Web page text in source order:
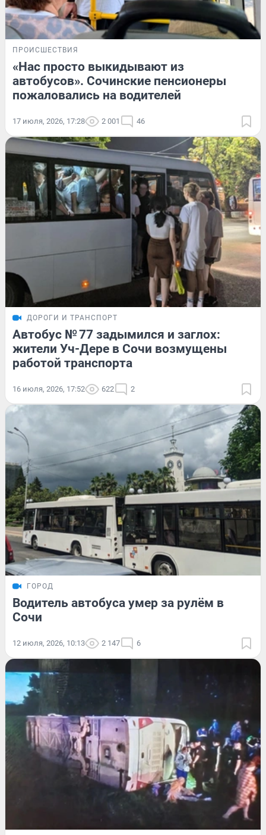
ПРОИСШЕСТВИЯ
«Нас просто выкидывают из
автобусов». Сочинские пенсионеры
пожаловались на водителей
17 июля, 2026, 17:28 2 001 46
ДОРОГИ И ТРАНСПОРТ
Автобус № 77 задымился и заглох:
жители Уч-Дере в Сочи возмущены
работой транспорта
16 июля, 2026, 17:52 622 2
ГОРОД
Водитель автобуса умер за рулём в
Сочи
12 июля, 2026, 10:13 2 147 6